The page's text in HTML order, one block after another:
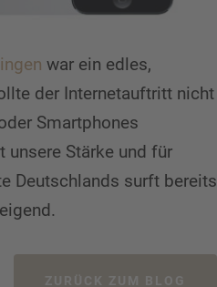
war ein edles,
der Internetauftritt nicht
Smartphones
Stärke und für
Deutschlands surft bereits
ZURÜCK ZUM BLOG